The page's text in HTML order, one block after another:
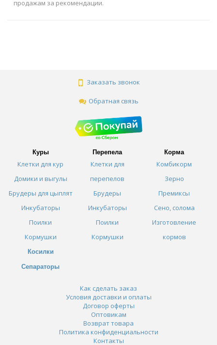
продажам за рекомендации.
Заказать звонок
Обратная связь
Куры
Клетки для кур
Домики и выгулы
Брудеры для цыплят
Инкубаторы
Поилки
Кормушки
Косилки
Сепараторы
Перепела
Клетки для
перепелов
Брудеры
Инкубаторы
Поилки
Кормушки
Корма
Комбикорм
Зерно
Премиксы
Сено, солома
Изготовление
кормов
Как сделать заказ
Условия доставки и оплаты
Договор оферты
Оптовикам
Возврат товара
Политика конфиденциальности
Контакты